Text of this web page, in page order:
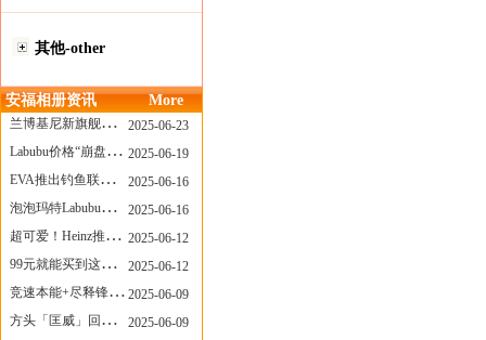
其他-other
安福相册资讯 More
兰博基尼新旗舰曝光？这台顶级超跑或将在8月登场
2025-06-23
Labubu价格“崩盘”？618当日泡泡玛特预售补货量超200W！
2025-06-19
EVA推出钓鱼联名套装，初号机也能当“假饵”？
2025-06-16
泡泡玛特Labubu新品发售上演“拳王争霸”......
2025-06-16
超可爱！Heinz推出星之卡比合作款番茄酱！
2025-06-12
99元就能买到这样颜值的太阳镜？优衣库夏季墨镜系列
2025-06-12
竞速本能+尽释锋芒——罗杰杜彼Roger+Dubuis王者竞速系列飞返计时码表燃擎赛道
2025-06-09
方头「匡威」回归！日系简约里的小心思
2025-06-09